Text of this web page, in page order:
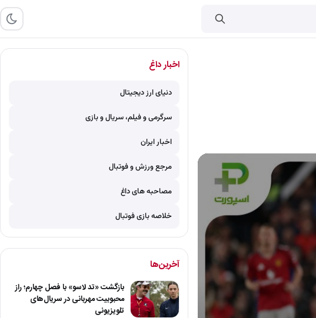
اخبار داغ
دنیای ارز دیجیتال
سرگرمی و فیلم، سریال و بازی
اخبار ایران
مرجع ورزش و فوتبال
مصاحبه های داغ
خلاصه بازی فوتبال
آخرین‌ها
بازگشت «تد لاسو» با فصل چهارم؛ راز
محبوبیت مهربانی در سریال‌های
تلویزیونی